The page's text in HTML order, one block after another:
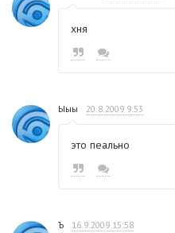
хня
Ыыы 20.8.2009 9:53
это пеально
Ъ 16.9.2009 15:58